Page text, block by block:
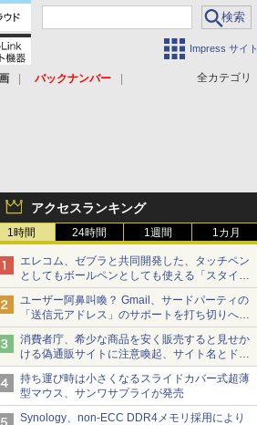
Impress サイト
全カテゴリ
バックナンバー
アクセスランキング
1時間 24時間 1週間 1カ月
エレコム、ゼブラと共同開発した、タッチペン
としてもボールペンとしても使える「スタイラ
スツーウェイ」発売 iPadにも紙にも、持ち替
えずに書き込める
ユーザー阿鼻叫喚？ Gmail、サードパーティの
「送信元アドレス」のサポートを打ち切りへ
【やじうまWatch】
消費者庁、希少な商品を安く販売すると見せか
ける偽通販サイトに注意喚起、サイト名とドメ
イン名を公表
持ち運び時は小さくなるスライドカバー式超薄
型マウス、サンワサプライが発売
Synology、non-ECC DDR4メモリ採用により